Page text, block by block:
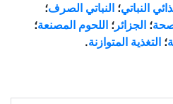
النباتي؛ النباتي الصرف؛
؛ الجزائر ؛ اللحوم المصنعة؛
؛ التغذية المتوازنة.